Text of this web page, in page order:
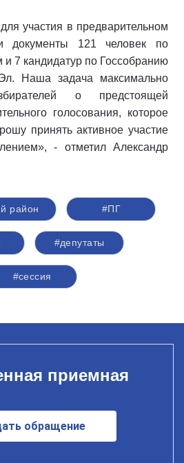
участия в предварительном
документы 121 человек по
и 7 кандидатур по Госсобранию
Наша задача максимально
о предстоящей
голосования, которое
принять активное участие
- отметил Александр
район #ПГ
#депутаты
#сессия
приемная
обращение